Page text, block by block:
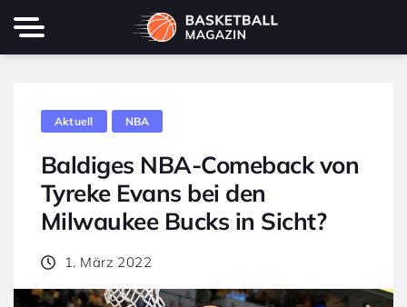
Aktuell NBA
Baldiges NBA-Comeback von
Tyreke Evans bei den
Milwaukee Bucks in Sicht?
1. März 2022